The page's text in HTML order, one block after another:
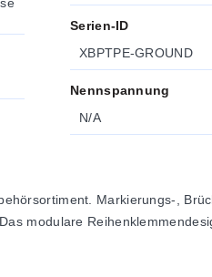
Serien-ID
XBPTPE-GROUND
Nennspannung
N/A
Markierungs-,
modulare